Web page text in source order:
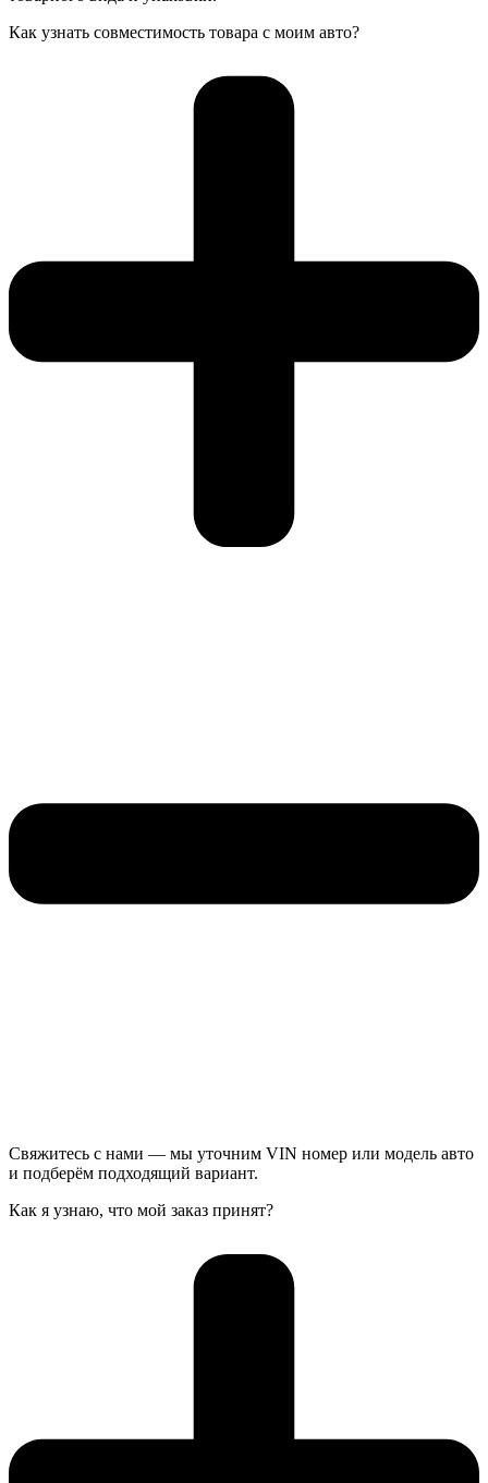
Как узнать совместимость товара с моим авто?
Свяжитесь с нами — мы уточним VIN номер или модель авто
и подберём подходящий вариант.
Как я узнаю, что мой заказ принят?